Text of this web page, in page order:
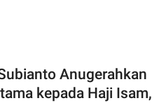
Anugerahkan
kepada Haji Isam,